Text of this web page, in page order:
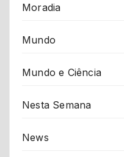
Moradia
Mundo
Mundo e Ciência
Nesta Semana
News